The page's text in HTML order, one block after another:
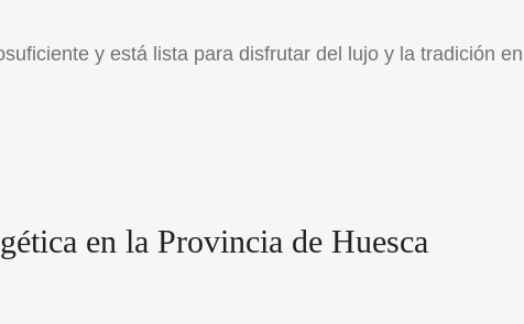
y está lista para disfrutar del lujo y la tradición en
en la Provincia de Huesca